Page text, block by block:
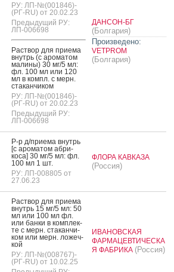
РУ: ЛП-№(001846)-
(РГ-RU) от 20.02.23
Предыдущий РУ:
ЛП-006698
Рас­твор для при­ема
внутрь (с аро­матом
ма­лины) 30 мг/5 мл:
фл. 100 мл или 120
мл в компл. с мерн.
ста­кан­чи­ком
РУ: ЛП-№(001846)-
(РГ-RU) от 20.02.23
Предыдущий РУ:
ЛП-006698
ДАНСОН-БГ
(Болгария)
Произведено:
VETPROM
(Болгария)
Р-р д/при­ема внутрь
[с аро­матом аб­ри­
коса] 30 мг/5 мл: фл.
100 мл 1 шт.
РУ: ЛП-008805 от
27.06.23
ФЛОРА КАВКАЗА
(Россия)
Рас­твор для при­ема
внутрь 15 мг/5 мл: 50
мл или 100 мл фл.
или бан­ки в ком­плек­
те с мерн. ста­кан­чи­
ком или мерн. ло­жеч­
кой
РУ: ЛП-№(008767)-
(РГ-RU) от 10.02.25
ИВАНОВСКАЯ
ФАРМАЦЕВТИЧЕСКА
Я ФАБРИКА (Россия)